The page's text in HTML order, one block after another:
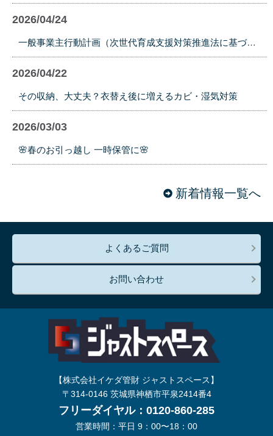
2026/04/24
一般事業主行動計画（次世代育成支援対策推進法に基づく）
2026/04/22
その収納、大丈夫？衣替え後に増えるカビ・湿気対策
2026/03/03
🌸春のお引っ越し 一時保管に🌸
新着情報一覧へ
よくあるご質問
お問い合わせ
【株式会社イケダ管財 ジャストスペース】
〒314-0146 茨城県神栖市平泉2414番4
フリーダイヤル：0120-860-285
営業時間：平日 9：00〜18：00